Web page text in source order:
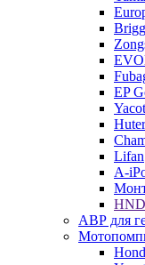
EP
Huter
Lifan
A-
HND
АВР для